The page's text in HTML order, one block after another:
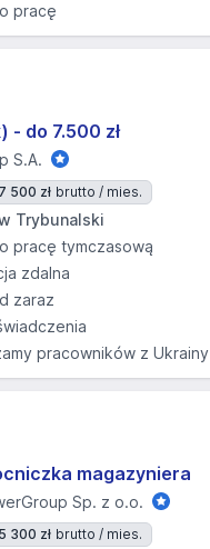
pracę
- do 7.500 zł
S.A.
500 zł brutto / mies.
Trybunalski
pracę tymczasową
zdalna
zaraz
pracowników z Ukrainy
magazyniera
Sp. z o.o.
300 zł brutto / mies.